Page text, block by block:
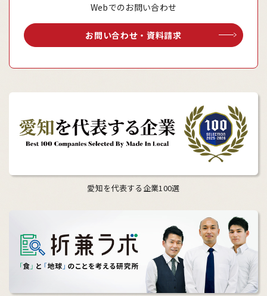
Webでのお問い合わせ
お問い合わせ・資料請求
愛知を代表する企業100選